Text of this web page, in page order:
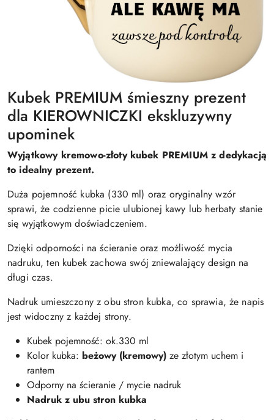
Kubek PREMIUM śmieszny prezent
dla KIEROWNICZKI ekskluzywny
upominek
Wyjątkowy kremowo-złoty kubek PREMIUM z dedykacją
to idealny prezent.
Duża pojemność kubka (330 ml) oraz oryginalny wzór
sprawi, że codzienne picie ulubionej kawy lub herbaty stanie
się wyjątkowym doświadczeniem.
Dzięki odporności na ścieranie oraz możliwość mycia
nadruku, ten kubek zachowa swój zniewalający design na
długi czas.
Nadruk umieszczony z obu stron kubka, co sprawia, że napis
jest widoczny z każdej strony.
Kubek pojemność: ok.330 ml
Kolor kubka: beżowy (kremowy) ze złotym uchem i
rantem
Odporny na ścieranie / mycie nadruk
Nadruk z ubu stron kubka